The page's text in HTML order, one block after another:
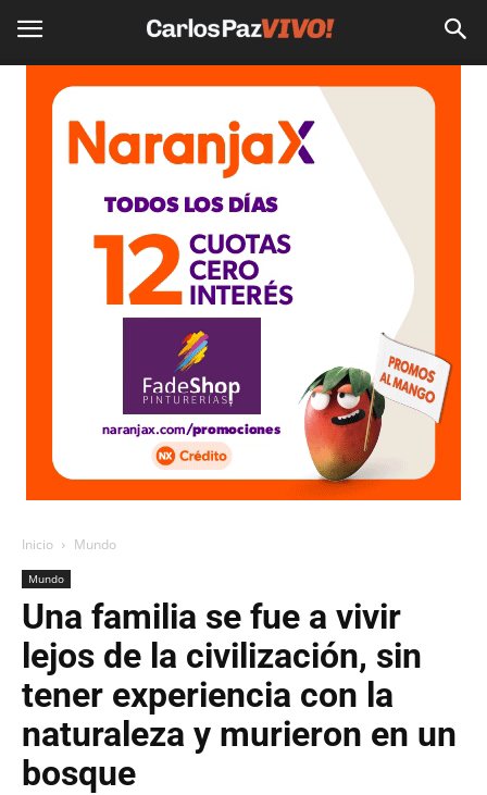
Inicio Mundo
Mundo
Una familia se fue a vivir
lejos de la civilización, sin
tener experiencia con la
naturaleza y murieron en un
bosque